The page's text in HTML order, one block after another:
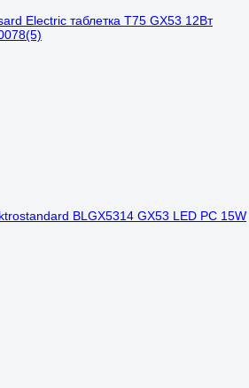
Electric таблетка Т75 GX53 12Вт
BLGX5314 GX53 LED PC 15W